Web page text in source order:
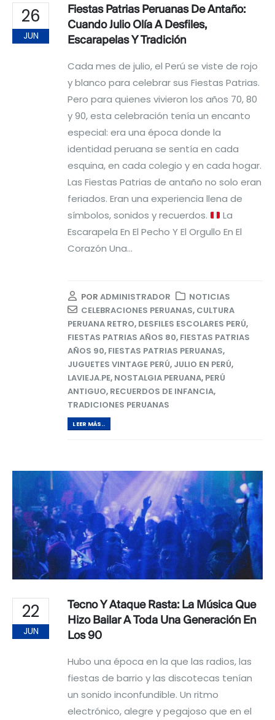
26
JUN
Fiestas Patrias Peruanas De Antaño:
Cuando Julio Olía A Desfiles,
Escarapelas Y Tradición
Cada mes de julio, el Perú se viste de rojo
y blanco para celebrar sus Fiestas Patrias.
Pero para quienes vivieron los años 70, 80
y 90, esta celebración tenía un encanto
especial: era una época donde la
identidad peruana se sentía en cada
esquina, en cada colegio y en cada hogar.
Las Fiestas Patrias de antaño no solo eran
feriados. Eran una experiencia llena de
símbolos, sonidos y recuerdos.
La
Escarapela En El Pecho Y El Orgullo En El
Corazón Una...
POR ADMINISTRADOR
NOTICIAS
CELEBRACIONES PERUANAS, CULTURA
PERUANA RETRO, DESFILES ESCOLARES PERÚ,
FIESTAS PATRIAS AÑOS 80, FIESTAS PATRIAS
AÑOS 90, FIESTAS PATRIAS PERUANAS,
JUGUETES VINTAGE PERÚ, JULIO EN PERÚ,
LAVIEJA.PE, NOSTALGIA PERUANA, PERÚ
ANTIGUO, RECUERDOS DE INFANCIA,
TRADICIONES PERUANAS
LEER MÁS..
22
JUN
Tecno Y Ataque Rasta: La Música Que
Hizo Bailar A Toda Una Generación En
Los 90
Hubo una época en la que las radios, las
fiestas de barrio y las discotecas tenían
un sonido inconfundible. Un ritmo
electrónico, alegre y pegajoso que en el